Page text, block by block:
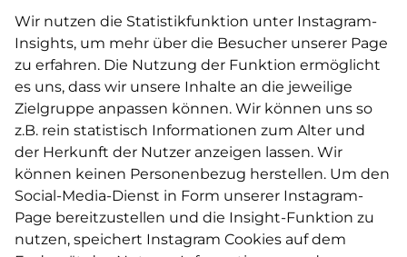
Wir nutzen die Statistikfunktion unter Instagram-
Insights, um mehr über die Besucher unserer Page
zu erfahren. Die Nutzung der Funktion ermöglicht
es uns, dass wir unsere Inhalte an die jeweilige
Zielgruppe anpassen können. Wir können uns so
z.B. rein statistisch Informationen zum Alter und
der Herkunft der Nutzer anzeigen lassen. Wir
können keinen Personenbezug herstellen. Um den
Social-Media-Dienst in Form unserer Instagram-
Page bereitzustellen und die Insight-Funktion zu
nutzen, speichert Instagram Cookies auf dem